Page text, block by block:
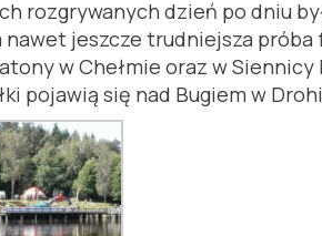
rozgrywanych dzień po dniu
nawet jeszcze trudniejsza
w Chełmie oraz w
pojawią się nad Bugiem w